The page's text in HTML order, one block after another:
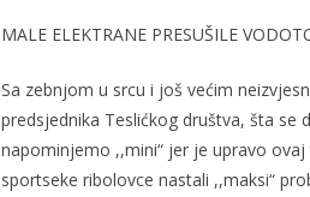
MALE ELEKTRANE PRESUŠILE
Sa zebnjom u srcu i još većim
predsjednika Teslićkog društva, šta se
napominjemo ,,mini“ jer je upravo
sportseke ribolovce nastali ,,maksi“